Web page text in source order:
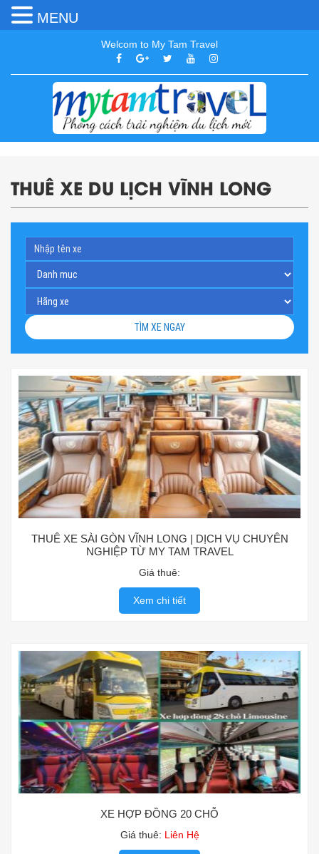
Welcom to My Tam Travel
THUÊ XE DU LỊCH VĨNH LONG
TÌM XE NGAY
THUÊ XE SÀI GÒN VĨNH LONG | DỊCH VỤ CHUYÊN
NGHIỆP TỪ MY TAM TRAVEL
Giá thuê:
Xem chi tiết
XE HỢP ĐỒNG 20 CHỖ
Giá thuê: Liên Hệ
MENU